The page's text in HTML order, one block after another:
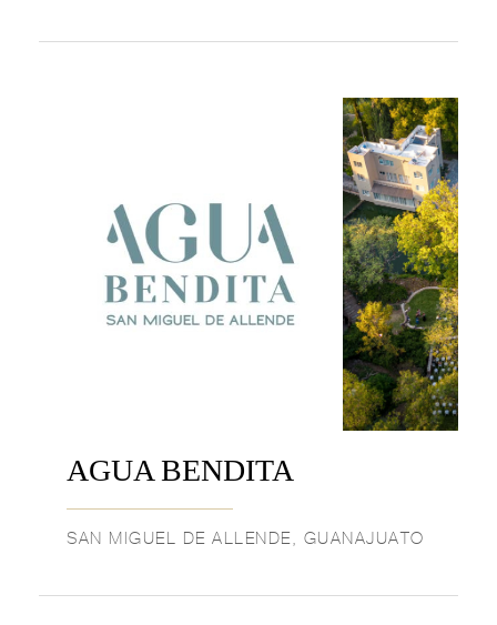
AGUA BENDITA
SAN MIGUEL DE ALLENDE, GUANAJUATO